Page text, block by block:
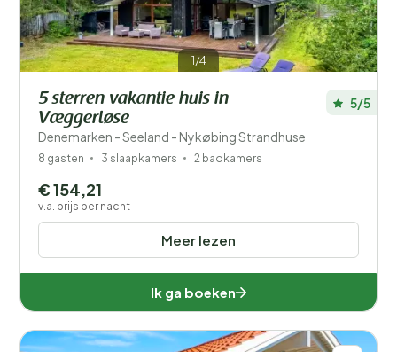
1/4
5 sterren vakantie huis in
Væggerløse
Denemarken - Seeland - Nykøbing Strandhuse
5/5
8 gasten 3 slaapkamers 2 badkamers
Meer lezen
€ 154,21
v.a. prijs per nacht
Ik ga boeken